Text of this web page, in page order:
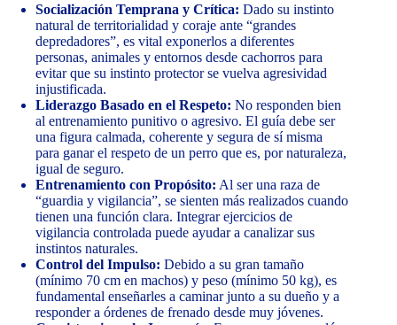
Socialización Temprana y Crítica: Dado su instinto
natural de territorialidad y coraje ante “grandes
depredadores”, es vital exponerlos a diferentes
personas, animales y entornos desde cachorros para
evitar que su instinto protector se vuelva agresividad
injustificada.
Liderazgo Basado en el Respeto: No responden bien
al entrenamiento punitivo o agresivo. El guía debe ser
una figura calmada, coherente y segura de sí misma
para ganar el respeto de un perro que es, por naturaleza,
igual de seguro.
Entrenamiento con Propósito: Al ser una raza de
“guardia y vigilancia”, se sienten más realizados cuando
tienen una función clara. Integrar ejercicios de
vigilancia controlada puede ayudar a canalizar sus
instintos naturales.
Control del Impulso: Debido a su gran tamaño
(mínimo 70 cm en machos) y peso (mínimo 50 kg), es
fundamental enseñarles a caminar junto a su dueño y a
responder a órdenes de frenado desde muy jóvenes.